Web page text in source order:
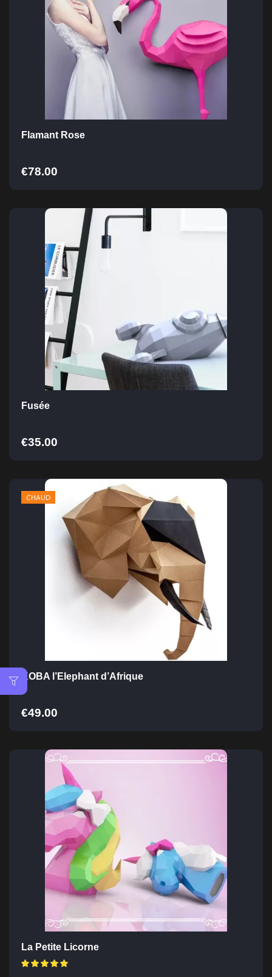
Flamant Rose
€78.00
Fusée
€35.00
CHAUD
KOBA l’Elephant d’Afrique
€49.00
La Petite Licorne